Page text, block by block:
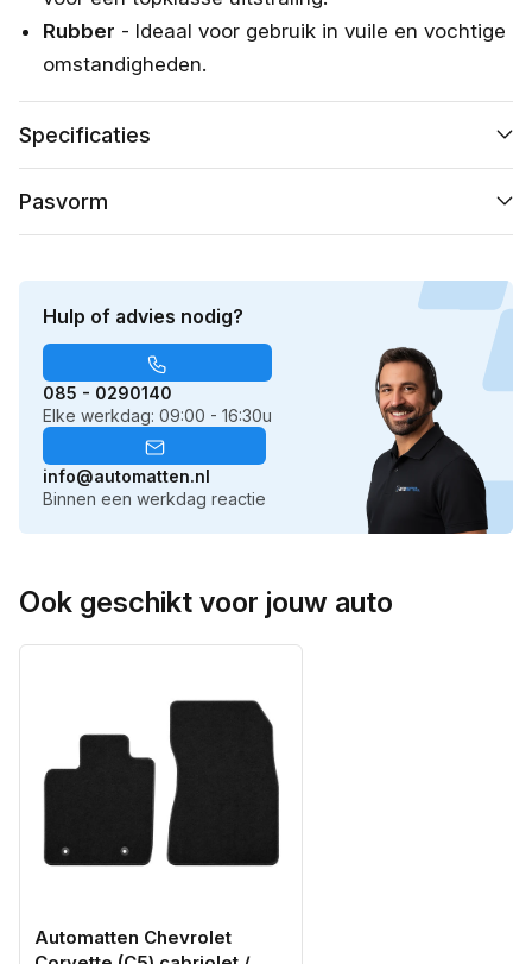
Rubber - Ideaal voor gebruik in vuile en vochtige
omstandigheden.
Specificaties
Pasvorm
Hulp of advies nodig?
085 - 0290140
Elke werkdag: 09:00 - 16:30u
info@automatten.nl
Binnen een werkdag reactie
Ook geschikt voor jouw auto
Automatten Chevrolet